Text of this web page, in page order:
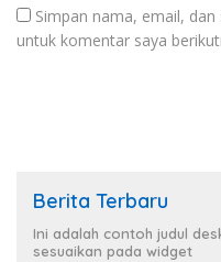
Simpan nama, email,
untuk komentar saya
Berita Terbaru
Ini adalah contoh judul
sesuaikan pada widget